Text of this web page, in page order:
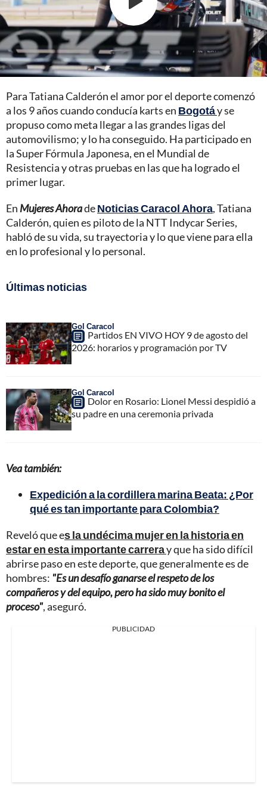
Para Tatiana Calderón el amor por el deporte comenzó
a los 9 años cuando conducía karts en Bogotáy se
propuso como meta llegar a las grandes ligas del
automovilismo; y lo ha conseguido. Ha participado en
la Super Fórmula Japonesa, en el Mundial de
Resistencia y otras pruebas en las que ha logrado el
primer lugar.
En Mujeres AhoradeNoticias Caracol Ahora, Tatiana
Calderón, quien es piloto de la NTT Indycar Series,
habló de su vida, su trayectoria y lo que viene para ella
en lo profesional y lo personal.
Últimas noticias
Gol Caracol
Partidos EN VIVO HOY 9 de agosto del
2026: horarios y programación por TV
Gol Caracol
Dolor en Rosario: Lionel Messi despidió a
su padre en una ceremonia privada
Vea también:
Expedición a la cordillera marina Beata: ¿Por
qué es tan importante para Colombia?
Reveló que es la undécima mujer en la historia en
estar en esta importante carreray que ha sido difícil
abrirse paso en este deporte, que generalmente es de
hombres: "Es un desafío ganarse el respeto de los
compañeros y del equipo, pero ha sido muy bonito el
proceso", aseguró.
PUBLICIDAD